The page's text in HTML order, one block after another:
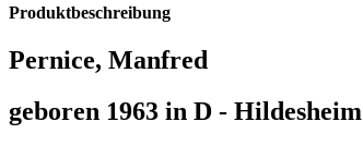
Produktbeschreibung
Pernice, Manfred
geboren 1963 in D - Hildesheim